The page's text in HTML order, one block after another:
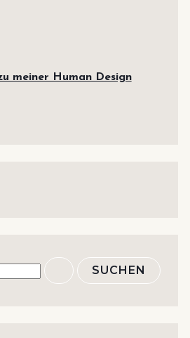
meiner Human Design